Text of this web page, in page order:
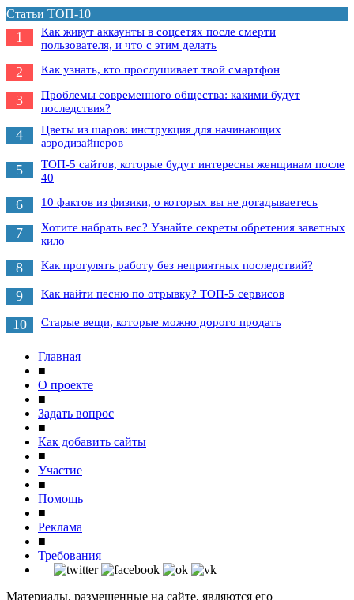
Статьи ТОП-10
1
Как живут аккаунты в соцсетях после смерти
пользователя, и что с этим делать
2 Как узнать, кто прослушивает твой смартфон
3
Проблемы современного общества: какими будут
последствия?
4
Цветы из шаров: инструкция для начинающих
аэродизайнеров
5
ТОП-5 сайтов, которые будут интересны женщинам после
40
6 10 фактов из физики, о которых вы не догадываетесь
7
Хотите набрать вес? Узнайте секреты обретения заветных
кило
8 Как прогулять работу без неприятных последствий?
9 Как найти песню по отрывку? ТОП-5 сервисов
10 Старые вещи, которые можно дорого продать
Главная
■
О проекте
■
Задать вопрос
■
Как добавить сайты
■
Участие
■
Помощь
■
Реклама
■
Требования
Материалы, размещенные на сайте, являются его